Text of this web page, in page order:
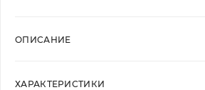
ОПИСАНИЕ
ХАРАКТЕРИСТИКИ